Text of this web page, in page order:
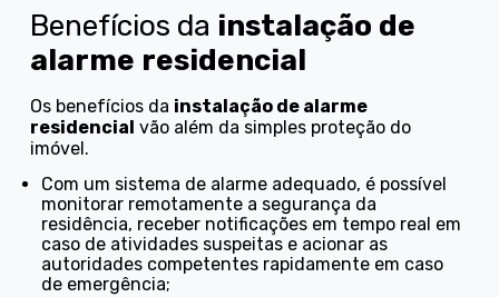
Benefícios da instalação de
alarme residencial
Os benefícios da instalação de alarme
residencial vão além da simples proteção do
imóvel.
Com um sistema de alarme adequado, é possível
monitorar remotamente a segurança da
residência, receber notificações em tempo real em
caso de atividades suspeitas e acionar as
autoridades competentes rapidamente em caso
de emergência;